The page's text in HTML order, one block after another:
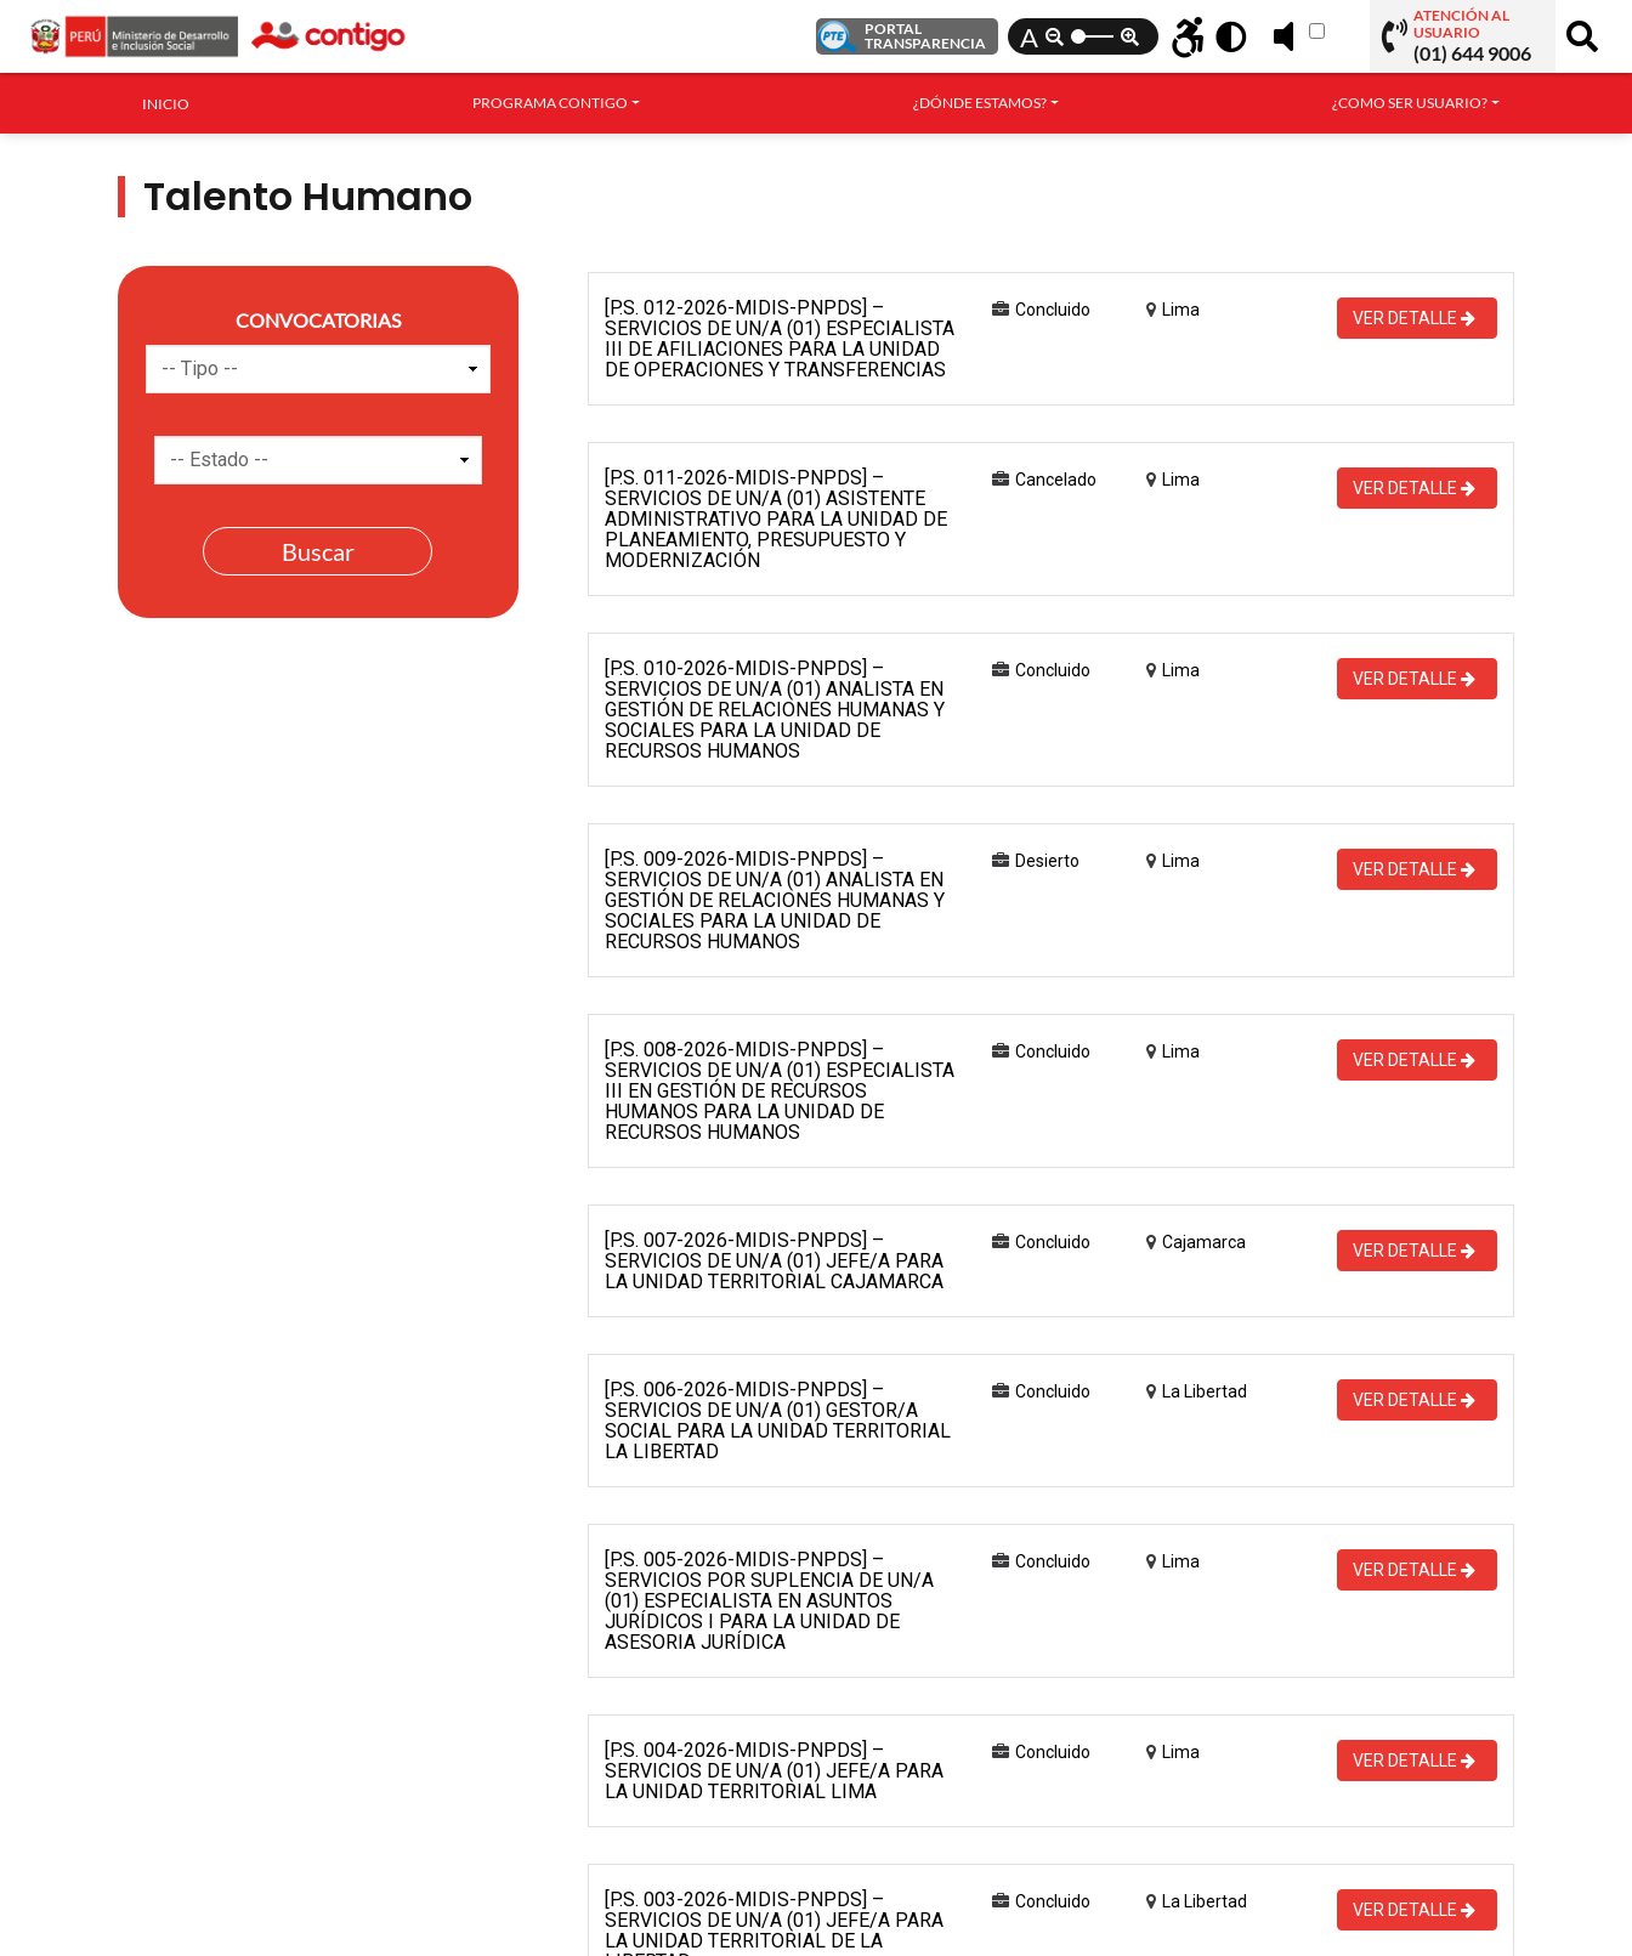
PORTAL
TRANSPARENCIA
A
ATENCIÓN AL
USUARIO
(01) 644 9006
INICIO PROGRAMA CONTIGO ¿DÓNDE ESTAMOS? ¿COMO SER USUARIO?
Talento Humano
CONVOCATORIAS
[P.S. 012-2026-MIDIS-PNPDS] –
SERVICIOS DE UN/A (01) ESPECIALISTA
III DE AFILIACIONES PARA LA UNIDAD
DE OPERACIONES Y TRANSFERENCIAS
Concluido Lima VER DETALLE
[P.S. 011-2026-MIDIS-PNPDS] –
SERVICIOS DE UN/A (01) ASISTENTE
ADMINISTRATIVO PARA LA UNIDAD DE
PLANEAMIENTO, PRESUPUESTO Y
MODERNIZACIÓN
Cancelado Lima VER DETALLE
[P.S. 010-2026-MIDIS-PNPDS] –
SERVICIOS DE UN/A (01) ANALISTA EN
GESTIÓN DE RELACIONES HUMANAS Y
SOCIALES PARA LA UNIDAD DE
RECURSOS HUMANOS
Concluido Lima VER DETALLE
[P.S. 009-2026-MIDIS-PNPDS] –
SERVICIOS DE UN/A (01) ANALISTA EN
GESTIÓN DE RELACIONES HUMANAS Y
SOCIALES PARA LA UNIDAD DE
RECURSOS HUMANOS
Desierto Lima VER DETALLE
[P.S. 008-2026-MIDIS-PNPDS] –
SERVICIOS DE UN/A (01) ESPECIALISTA
III EN GESTIÓN DE RECURSOS
HUMANOS PARA LA UNIDAD DE
RECURSOS HUMANOS
Concluido Lima VER DETALLE
[P.S. 007-2026-MIDIS-PNPDS] –
SERVICIOS DE UN/A (01) JEFE/A PARA
LA UNIDAD TERRITORIAL CAJAMARCA
Concluido Cajamarca VER DETALLE
[P.S. 006-2026-MIDIS-PNPDS] –
SERVICIOS DE UN/A (01) GESTOR/A
SOCIAL PARA LA UNIDAD TERRITORIAL
LA LIBERTAD
Concluido La Libertad VER DETALLE
[P.S. 005-2026-MIDIS-PNPDS] –
SERVICIOS POR SUPLENCIA DE UN/A
(01) ESPECIALISTA EN ASUNTOS
JURÍDICOS I PARA LA UNIDAD DE
ASESORIA JURÍDICA
Concluido Lima VER DETALLE
[P.S. 004-2026-MIDIS-PNPDS] –
SERVICIOS DE UN/A (01) JEFE/A PARA
LA UNIDAD TERRITORIAL LIMA
Concluido Lima VER DETALLE
[P.S. 003-2026-MIDIS-PNPDS] –
SERVICIOS DE UN/A (01) JEFE/A PARA
LA UNIDAD TERRITORIAL DE LA
Concluido La Libertad VER DETALLE